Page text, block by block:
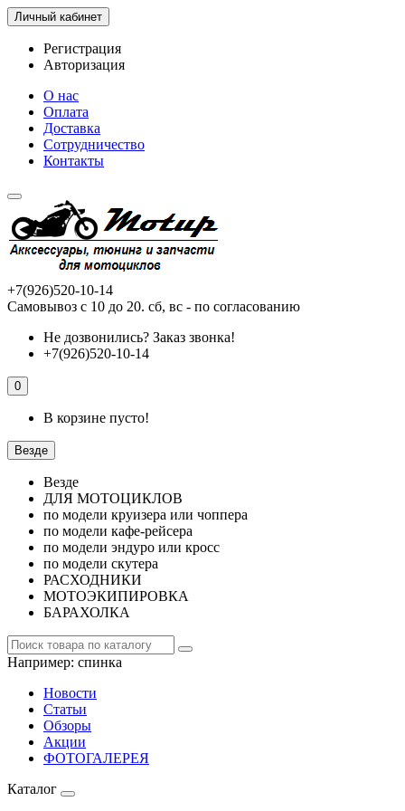
Личный кабинет
Регистрация
Авторизация
О нас
Оплата
Доставка
Сотрудничество
Контакты
+7(926)520-10-14
Самовывоз с 10 до 20. сб, вс - по согласованию
Не дозвонились? Заказ звонка!
+7(926)520-10-14
0
В корзине пусто!
Везде
Везде
ДЛЯ МОТОЦИКЛОВ
по модели круизера или чоппера
по модели кафе-рейсера
по модели эндуро или кросс
по модели скутера
РАСХОДНИКИ
МОТОЭКИПИРОВКА
БАРАХОЛКА
Например: спинка
Новости
Статьи
Обзоры
Акции
ФОТОГАЛЕРЕЯ
Каталог